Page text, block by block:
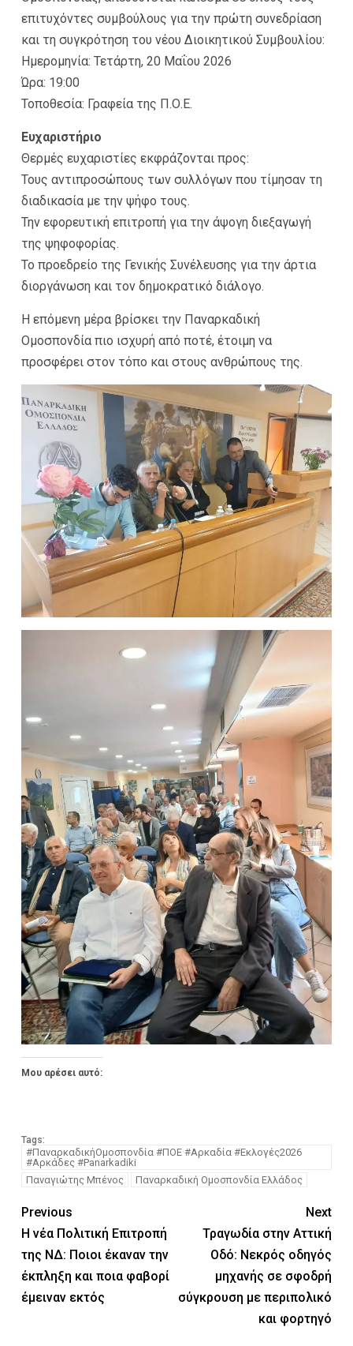
επιτυχόντες συμβούλους για την πρώτη συνεδρίαση
και τη συγκρότηση του νέου Διοικητικού Συμβουλίου:
Ημερομηνία: Τετάρτη, 20 Μαΐου 2026
Ώρα: 19:00
Τοποθεσία: Γραφεία της Π.Ο.Ε.
Ευχαριστήριο
Θερμές ευχαριστίες εκφράζονται προς:
Τους αντιπροσώπους των συλλόγων που τίμησαν τη
διαδικασία με την ψήφο τους.
Την εφορευτική επιτροπή για την άψογη διεξαγωγή
της ψηφοφορίας.
Το προεδρείο της Γενικής Συνέλευσης για την άρτια
διοργάνωση και τον δημοκρατικό διάλογο.
Η επόμενη μέρα βρίσκει την Παναρκαδική
Ομοσπονδία πιο ισχυρή από ποτέ, έτοιμη να
προσφέρει στον τόπο και στους ανθρώπους της.
Μου αρέσει αυτό:
Tags:
#ΠαναρκαδικήΟμοσπονδία #ΠOE #Αρκαδία #Εκλογές2026
#Αρκάδες #Panarkadiki
Παναγιώτης Μπένος
Παναρκαδική Ομοσπονδία Ελλάδος
Previous
Η νέα Πολιτική Επιτροπή
της ΝΔ: Ποιοι έκαναν την
έκπληξη και ποια φαβορί
έμειναν εκτός
Next
Τραγωδία στην Αττική
Οδό: Νεκρός οδηγός
μηχανής σε σφοδρή
σύγκρουση με περιπολικό
και φορτηγό